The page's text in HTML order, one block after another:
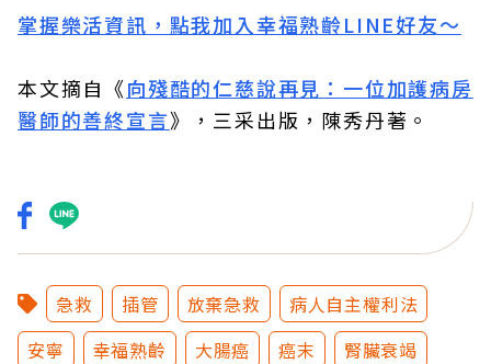
掌握樂活資訊，點我加入幸福熟齡LINE好友～
本文摘自《向殘酷的仁慈說再見：一位加護病房
醫師的善終宣言》，三采出版，陳秀丹著。
急救 插管 放棄急救
病人自主權利法
安寧
幸福熟齡 大腸癌 癌末 腎臟衰竭